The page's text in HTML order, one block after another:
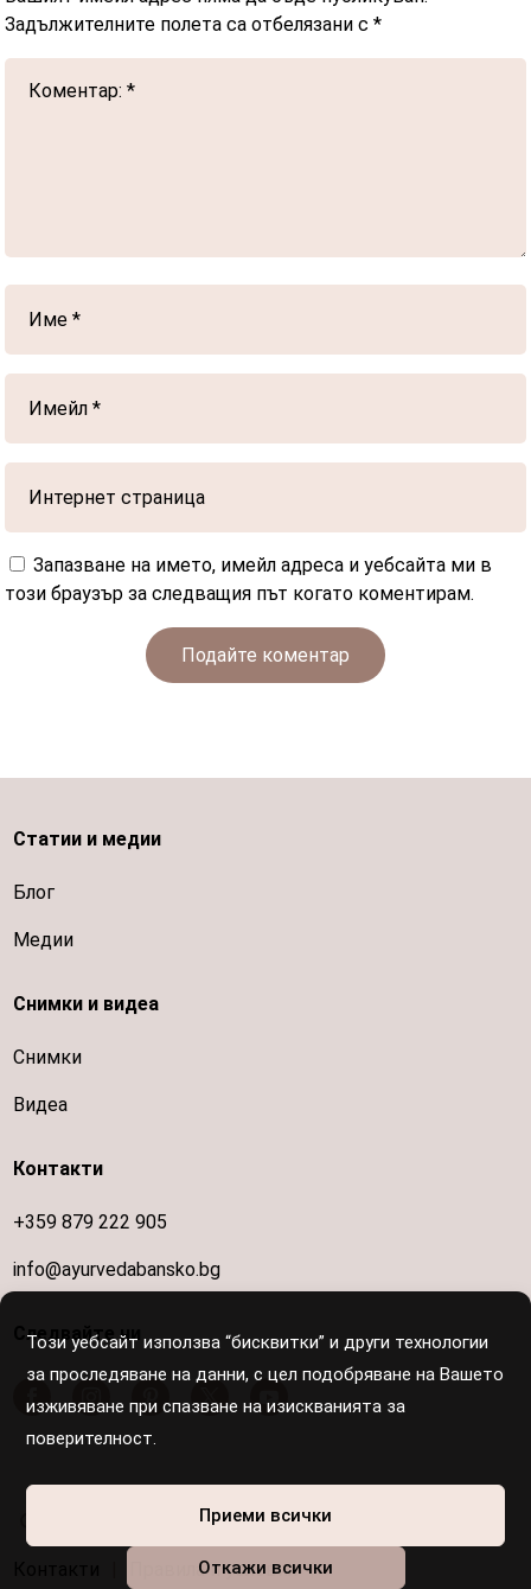
Този уебсайт използва “бисквитки” и други технологии
за проследяване на данни, с цел подобряване на Вашето
изживяване при спазване на изискванията за
поверителност.
Приеми всички
Откажи всички
Задължителните полета са отбелязани с*
Запазване на името, имейл адреса и уебсайта ми в
този браузър за следващия път когато коментирам.
Подайте коментар
Статии и медии
Блог
Медии
Снимки и видеа
Снимки
Видеа
Контакти
+359 879 222 905
info@ayurvedabansko.bg
Следвайте ни
Осигурен е достъп за хора с увреждания
Правила и условия |